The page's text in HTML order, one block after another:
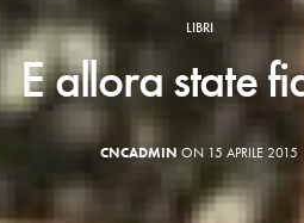
LIBRI
E allora state
CNCADMIN ON 15 APRILE 2015